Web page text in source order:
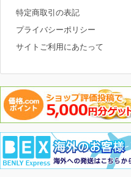
特定商取引の表記
プライバシーポリシー
サイトご利用にあたって